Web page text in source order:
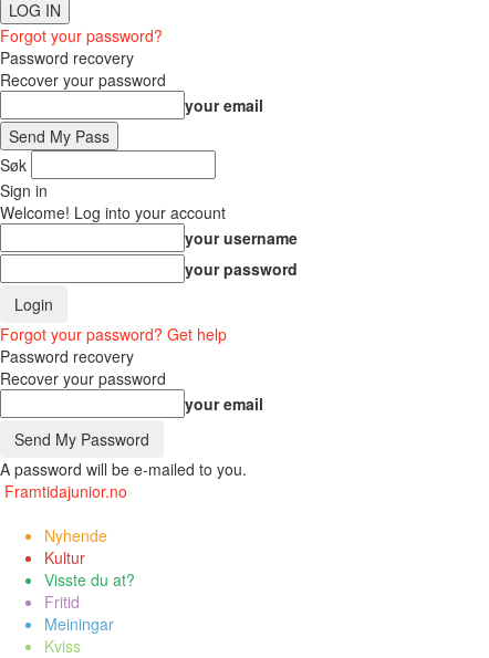
Forgot your password?
Password recovery
Recover your password
your email
Søk
Sign in
Welcome! Log into your account
your username
your password
Forgot your password? Get help
Password recovery
Recover your password
your email
A password will be e-mailed to you.
Framtidajunior.no
Nyhende
Kultur
Visste du at?
Fritid
Meiningar
Kviss